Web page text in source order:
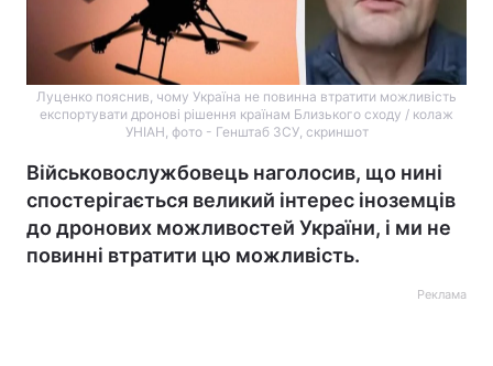
Луценко пояснив, чому Україна не повинна втратити можливість
експортувати дронові рішення країнам Близького сходу / колаж
УНІАН, фото - Генштаб ЗСУ, скриншот
Військовослужбовець наголосив, що нині
спостерігається великий інтерес іноземців
до дронових можливостей України, і ми не
повинні втратити цю можливість.
Реклама